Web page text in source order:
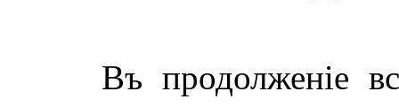
Въ продолженіе